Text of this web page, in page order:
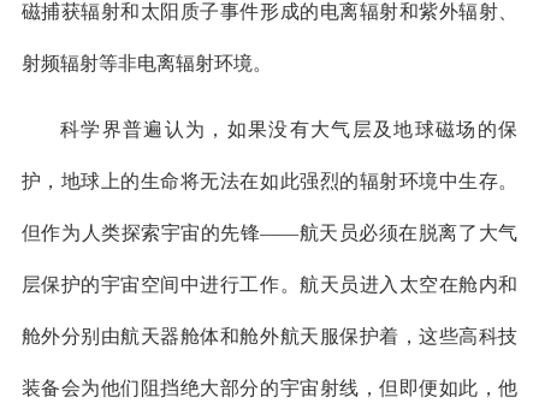
磁捕获辐射和太阳质子事件形成的电离辐射和紫外辐射、
射频辐射等非电离辐射环境。
科学界普遍认为，如果没有大气层及地球磁场的保
护，地球上的生命将无法在如此强烈的辐射环境中生存。
但作为人类探索宇宙的先锋——航天员必须在脱离了大气
层保护的宇宙空间中进行工作。航天员进入太空在舱内和
舱外分别由航天器舱体和舱外航天服保护着，这些高科技
装备会为他们阻挡绝大部分的宇宙射线，但即便如此，他